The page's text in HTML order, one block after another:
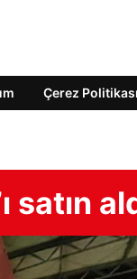
Çerez
satın